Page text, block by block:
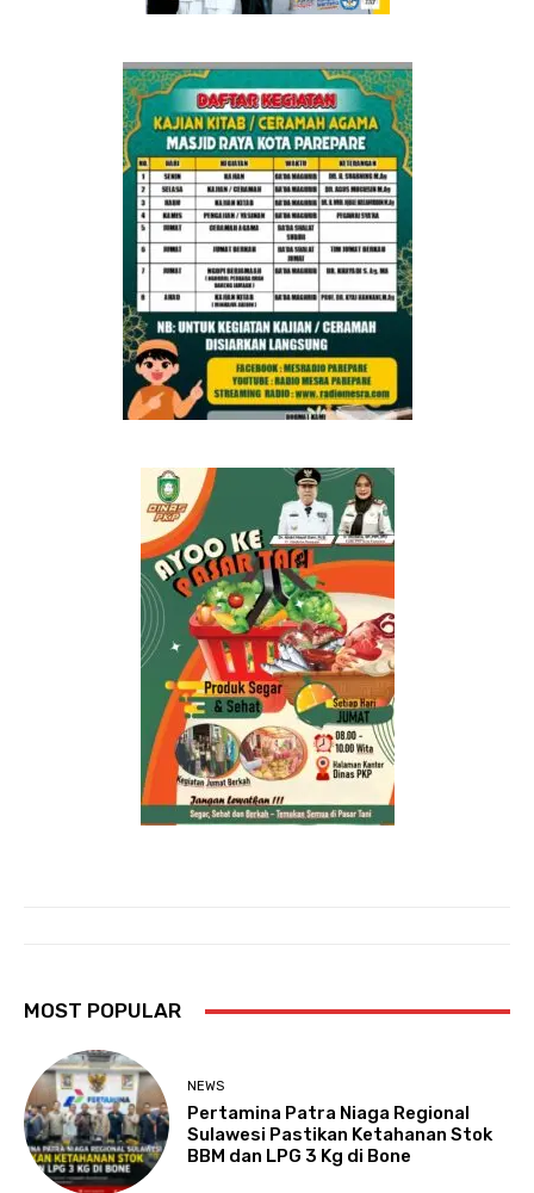
MOST POPULAR
NEWS
Pertamina Patra Niaga Regional
Sulawesi Pastikan Ketahanan Stok
BBM dan LPG 3 Kg di Bone